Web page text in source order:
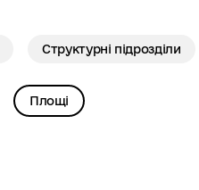
Структурні підрозділи
Площі